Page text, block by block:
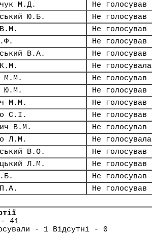
М.Д.
Не голосував
Ю.Б.
Не голосував
Не голосував
Не голосував
В.А.
Не голосував
Не голосувала
М.М.
Не голосував
Ю.М.
Не голосував
М.М.
Не голосував
С.І.
Не голосував
В.М.
Не голосував
Л.М.
Не голосувала
В.О.
Не голосував
Л.М.
Не голосував
Не голосував
Не голосував
- 41
- 1 Відсутні - 0